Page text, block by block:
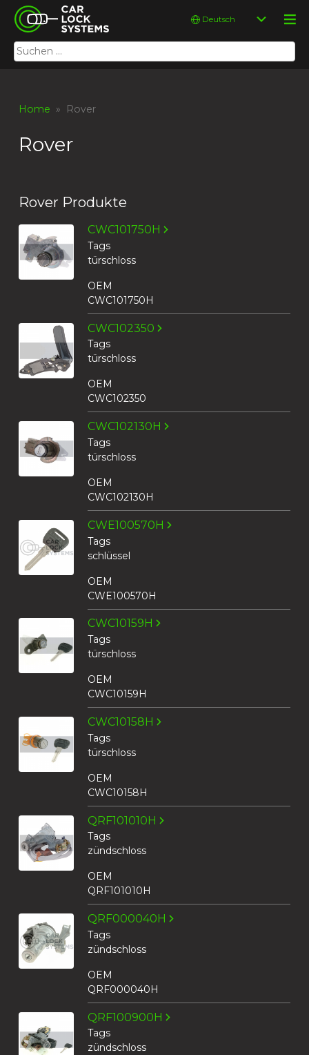
Skip
content
Car Lock Systems
Car Lock Systems
Suchen
nach:
Sprache
Home » Rover
Rover
Rover Produkte
CWC101750H
Tags
türschloss
OEM
CWC101750H
CWC102350
Tags
türschloss
OEM
CWC102350
CWC102130H
Tags
türschloss
OEM
CWC102130H
CWE100570H
Tags
schlüssel
OEM
CWE100570H
CWC10159H
Tags
türschloss
OEM
CWC10159H
CWC10158H
Tags
türschloss
OEM
CWC10158H
QRF101010H
Tags
zündschloss
OEM
QRF101010H
QRF000040H
Tags
zündschloss
OEM
QRF000040H
QRF100900H
Tags
zündschloss